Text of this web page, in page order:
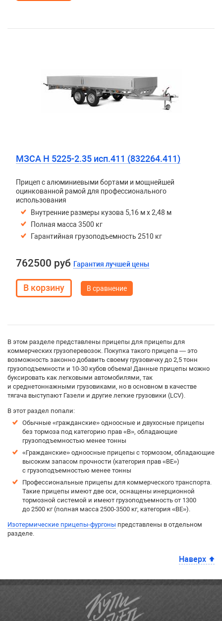
МЗСА H 5225-2.35 исп.411 (832264.411)
Прицеп с алюминиевыми бортами и мощнейшей
оцинкованной рамой для профессионального
использования
Внутренние размеры кузова 5,16 м х 2,48 м
Полная масса 3500 кг
Гарантийная грузоподъемность 2510 кг
762500 руб Гарантия лучшей цены
В сравнение
В этом разделе представлены прицепы для прицепы для
коммерческих грузоперевозок. Покупка такого прицепа — это
возможность законно добавить своему грузовичку до 2,5 тонн
грузоподъемности и 10-30 кубов объема! Данные прицепы можно
буксировать как легковыми автомобилями, так
и среднетоннажными грузовиками, но в основном в качестве
тягача выступают Газели и другие легкие грузовики (LCV).
В этот раздел попали:
Обычные «гражданские» одноосные и двухосные прицепы
без тормоза под категорию прав «B», обладающие
грузоподъемностью менее тонны
«Гражданские» одноосные прицепы с тормозом, обладающие
высоким запасом прочности (категория прав «BE»)
с грузоподъемностью менее тонны
Профессиональные прицепы для коммерческого транспорта.
Такие прицепы имеют две оси, оснащены инерционной
тормозной системой и имеют грузоподъемность от 1300
до 2500 кг (полная масса 2500-3500 кг, категория «BE»).
Изотермические прицепы-фургоны представлены в отдельном
разделе.
Наверх